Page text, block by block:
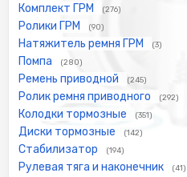
Комплект ГРМ (276)
Ролики ГРМ (90)
Натяжитель ремня ГРМ (3)
Помпа (280)
Ремень приводной (245)
Ролик ремня приводного (292)
Колодки тормозные (351)
Диски тормозные (142)
Стабилизатор (194)
Рулевая тяга и наконечник (41)